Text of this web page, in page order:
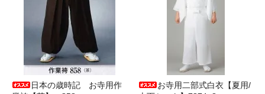
日本の歳時記 お寺用作
お寺用二部式白衣【夏用/